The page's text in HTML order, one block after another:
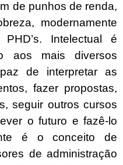
de punhos de renda,
modernamente
Intelectual é
aos mais diversos
de interpretar as
fazer propostas,
seguir outros cursos
o futuro e fazê-lo
é o conceito de
de administração